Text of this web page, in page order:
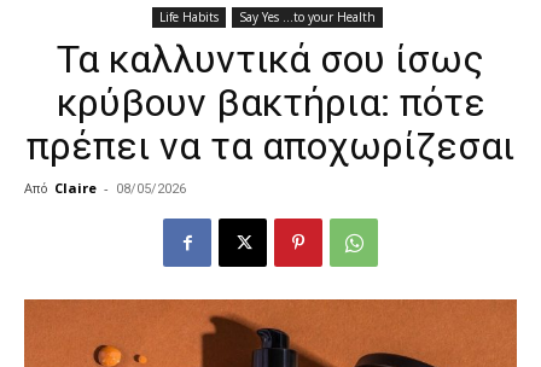
Life Habits Say Yes ...to your Health
Τα καλλυντικά σου ίσως
κρύβουν βακτήρια: πότε
πρέπει να τα αποχωρίζεσαι
Από Claire - 08/05/2026